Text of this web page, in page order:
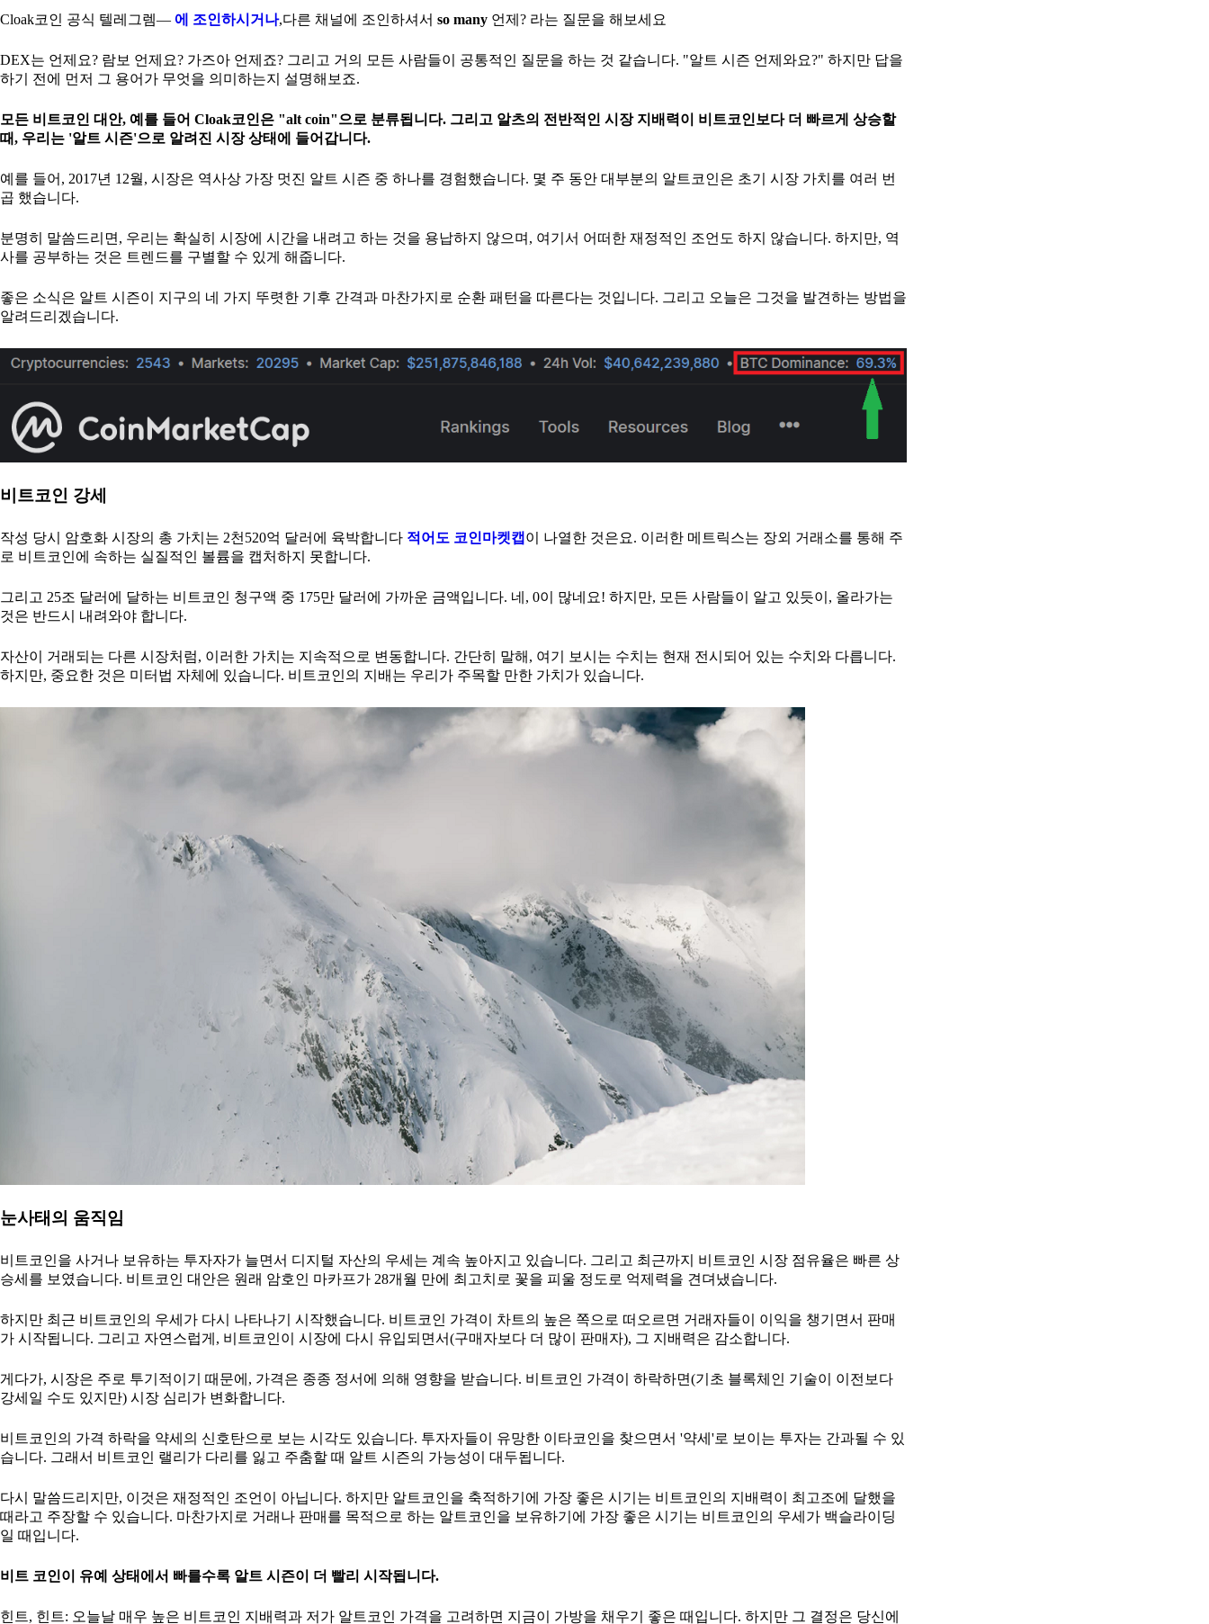
Cloak코인 공식 텔레그렘— 에 조인하시거나,다른 채널에 조인하셔서 so many 언제? 라는 질문을 해보세요
DEX는 언제요? 람보 언제요? 가즈아 언제죠? 그리고 거의 모든 사람들이 공통적인 질문을 하는 것 같습니다. "알트 시즌 언제와요?" 하지만 답을
하기 전에 먼저 그 용어가 무엇을 의미하는지 설명해보죠.
모든 비트코인 대안, 예를 들어 Cloak코인은 "alt coin"으로 분류됩니다. 그리고 알츠의 전반적인 시장 지배력이 비트코인보다 더 빠르게 상승할
때, 우리는 '알트 시즌'으로 알려진 시장 상태에 들어갑니다.
예를 들어, 2017년 12월, 시장은 역사상 가장 멋진 알트 시즌 중 하나를 경험했습니다. 몇 주 동안 대부분의 알트코인은 초기 시장 가치를 여러 번
곱 했습니다.
분명히 말씀드리면, 우리는 확실히 시장에 시간을 내려고 하는 것을 용납하지 않으며, 여기서 어떠한 재정적인 조언도 하지 않습니다. 하지만, 역
사를 공부하는 것은 트렌드를 구별할 수 있게 해줍니다.
좋은 소식은 알트 시즌이 지구의 네 가지 뚜렷한 기후 간격과 마찬가지로 순환 패턴을 따른다는 것입니다. 그리고 오늘은 그것을 발견하는 방법을
알려드리겠습니다.
비트코인 강세
작성 당시 암호화 시장의 총 가치는 2천520억 달러에 육박합니다 적어도 코인마켓캡 이 나열한 것은요. 이러한 메트릭스는 장외 거래소를 통해 주
로 비트코인에 속하는 실질적인 볼륨을 캡처하지 못합니다.
그리고 25조 달러에 달하는 비트코인 청구액 중 175만 달러에 가까운 금액입니다. 네, 0이 많네요! 하지만, 모든 사람들이 알고 있듯이, 올라가는
것은 반드시 내려와야 합니다.
자산이 거래되는 다른 시장처럼, 이러한 가치는 지속적으로 변동합니다. 간단히 말해, 여기 보시는 수치는 현재 전시되어 있는 수치와 다릅니다.
하지만, 중요한 것은 미터법 자체에 있습니다. 비트코인의 지배는 우리가 주목할 만한 가치가 있습니다.
눈사태의 움직임
비트코인을 사거나 보유하는 투자자가 늘면서 디지털 자산의 우세는 계속 높아지고 있습니다. 그리고 최근까지 비트코인 시장 점유율은 빠른 상
승세를 보였습니다. 비트코인 대안은 원래 암호인 마카프가 28개월 만에 최고치로 꽃을 피울 정도로 억제력을 견뎌냈습니다.
하지만 최근 비트코인의 우세가 다시 나타나기 시작했습니다. 비트코인 가격이 차트의 높은 쪽으로 떠오르면 거래자들이 이익을 챙기면서 판매
가 시작됩니다. 그리고 자연스럽게, 비트코인이 시장에 다시 유입되면서(구매자보다 더 많이 판매자), 그 지배력은 감소합니다.
게다가, 시장은 주로 투기적이기 때문에, 가격은 종종 정서에 의해 영향을 받습니다. 비트코인 가격이 하락하면(기초 블록체인 기술이 이전보다
강세일 수도 있지만) 시장 심리가 변화합니다.
비트코인의 가격 하락을 약세의 신호탄으로 보는 시각도 있습니다. 투자자들이 유망한 이타코인을 찾으면서 '약세'로 보이는 투자는 간과될 수 있
습니다. 그래서 비트코인 랠리가 다리를 잃고 주춤할 때 알트 시즌의 가능성이 대두됩니다.
다시 말씀드리지만, 이것은 재정적인 조언이 아닙니다. 하지만 알트코인을 축적하기에 가장 좋은 시기는 비트코인의 지배력이 최고조에 달했을
때라고 주장할 수 있습니다. 마찬가지로 거래나 판매를 목적으로 하는 알트코인을 보유하기에 가장 좋은 시기는 비트코인의 우세가 백슬라이딩
일 때입니다.
비트 코인이 유예 상태에서 빠를수록 알트 시즌이 더 빨리 시작됩니다.
힌트, 힌트: 오늘날 매우 높은 비트코인 지배력과 저가 알트코인 가격을 고려하면 지금이 가방을 채우기 좋은 때입니다. 하지만 그 결정은 당신에